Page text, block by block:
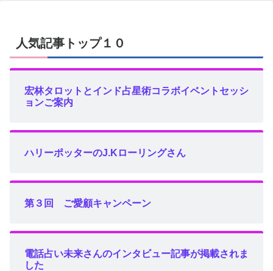
人気記事トップ１０
宏林タロットとインド占星術コラボイベントセッシ
ョンご案内
ハリーポッターのJ.Kローリングさん
第３回 ご愛顧キャンペーン
電話占い未来さんのインタビュー記事が掲載されま
した